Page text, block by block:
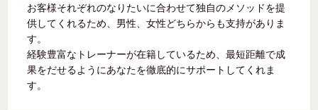
お客様それぞれのなりたいに合わせて独自のメソッドを提
供してくれるため、男性、女性どちらからも支持がありま
す。
経験豊富なトレーナーが在籍しているため、最短距離で成
果をだせるようにあなたを徹底的にサポートしてくれま
す。